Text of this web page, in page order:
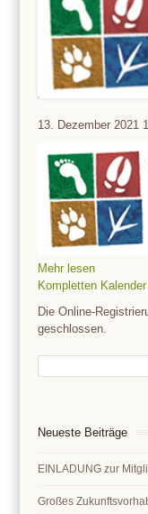
Tierpark
13. Dezember 2021
Mehr lesen
Kompletten
Die Online-
geschlossen.
Neueste Beiträge
EINLADUNG zur
Großes